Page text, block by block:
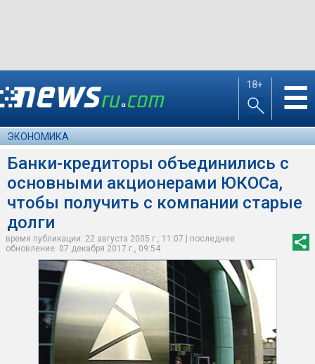
18+ ☰
ЭКОНОМИКА
Банки-кредиторы объединились с
основными акционерами ЮКОСа,
чтобы получить с компании старые
долги
время публикации: 22 августа 2005 г., 11:07 | последнее
обновление: 07 декабря 2017 г., 09:54